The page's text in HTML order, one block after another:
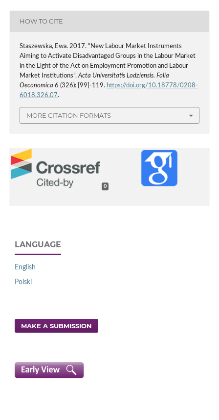
HOW TO CITE
Staszewska, Ewa. 2017. “New Labour Market Instruments
Aiming to Activate Disadvantaged Groups in the Labour Market
in the Light of the Act on Employment Promotion and Labour
Market Institutions”.Acta Universitatis Lodziensis. Folia
Oeconomica 6 (326): [99]-119. https://doi.org/10.18778/0208-
6018.326.07.
MORE CITATION FORMATS
0
LANGUAGE
English
Polski
MAKE A SUBMISSION